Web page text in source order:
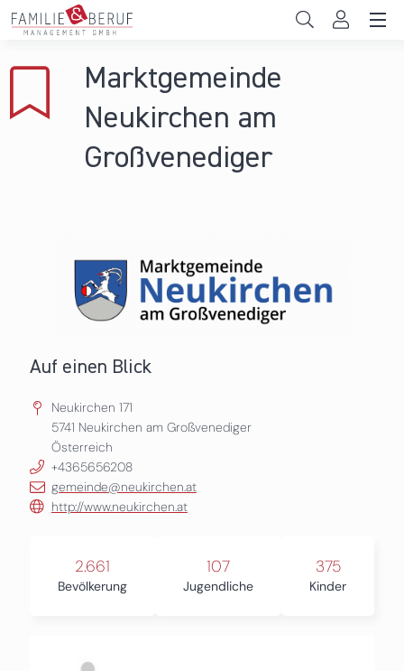
Direkt zum Inhalt
Gemeinden
Hochschulen
Marktgemeinde
Neukirchen am
Großvenediger
Auf einen Blick
Neukirchen 171
5741 Neukirchen am Großvenediger
Österreich
+4365656208
gemeinde@neukirchen.at
http://www.neukirchen.at
2.661
Bevölkerung
107
Jugendliche
375
Kinder